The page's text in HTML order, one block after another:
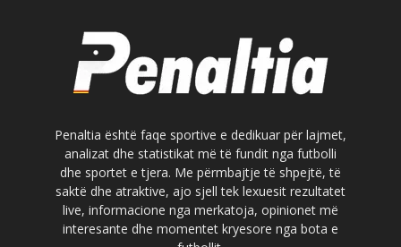
Penaltia është faqe sportive e dedikuar për lajmet,
analizat dhe statistikat më të fundit nga futbolli
dhe sportet e tjera. Me përmbajtje të shpejtë, të
saktë dhe atraktive, ajo sjell tek lexuesit rezultatet
live, informacione nga merkatoja, opinionet më
interesante dhe momentet kryesore nga bota e